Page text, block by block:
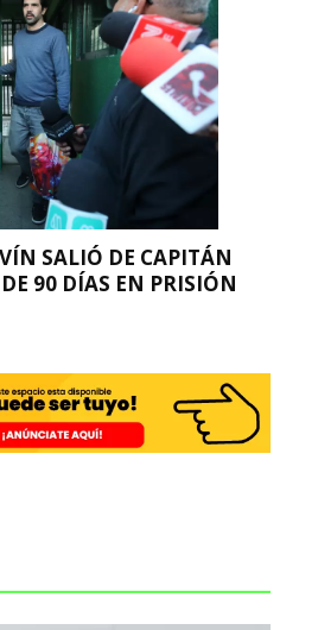
SALIÓ DE CAPITÁN
90 DÍAS EN PRISIÓN